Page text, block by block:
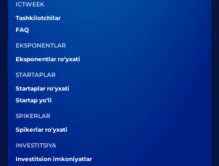
ICTWEEK
Tashkilotchilar
FAQ
EKSPONENTLAR
Eksponentlar ro‘yxati
STARTAPLAR
Startaplar ro'yxati
Startap yo‘li
SPIKERLAR
Spikerlar ro'yxati
INVESTITSIYA
Investitsion imkoniyatlar